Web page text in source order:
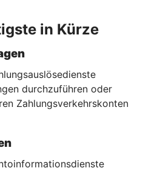
in Kürze
durchzuführen oder
Zahlungsverkehrskonten